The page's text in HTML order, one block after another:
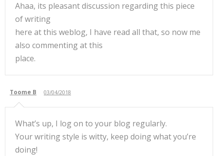
Ahaa, its pleasant discussion regarding this piece
of writing
here at this weblog, I have read all that, so now me
also commenting at this
place.
Toome B 03/04/2018
What’s up, I log on to your blog regularly.
Your writing style is witty, keep doing what you’re
doing!